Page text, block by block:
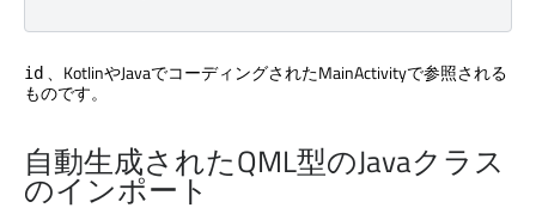
id 、KotlinやJavaでコーディングされたMainActivityで参照される
ものです。
自動生成されたQML型のJavaクラス
のインポート